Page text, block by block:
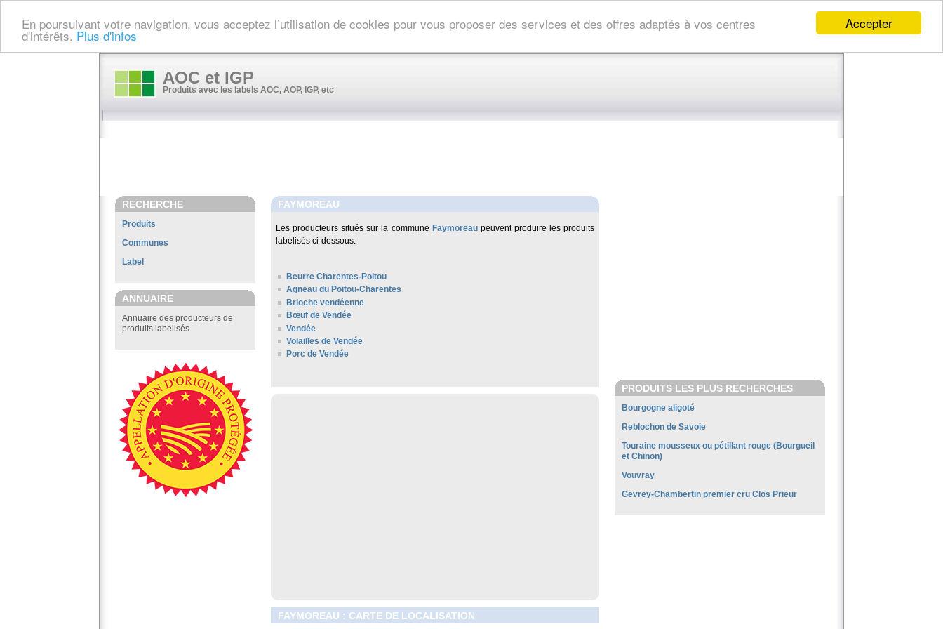
Accepter
En poursuivant votre navigation, vous acceptez l’utilisation de cookies pour vous proposer des services et des offres adaptés à vos centres
d'intérêts. Plus d'infos
AOC et IGP
Produits avec les labels AOC, AOP, IGP, etc
RECHERCHE
Produits
Communes
Label
ANNUAIRE
Annuaire des producteurs de
produits labelisés
FAYMOREAU
Les producteurs situés sur la commune Faymoreaupeuvent produire les produits
labélisés ci-dessous:
Beurre Charentes-Poitou
Agneau du Poitou-Charentes
Brioche vendéenne
Bœuf de Vendée
Vendée
Volailles de Vendée
Porc de Vendée
FAYMOREAU : CARTE DE LOCALISATION
PRODUITS LES PLUS RECHERCHES
Bourgogne aligoté
Reblochon de Savoie
Touraine mousseux ou pétillant rouge (Bourgueil
et Chinon)
Vouvray
Gevrey-Chambertin premier cru Clos Prieur